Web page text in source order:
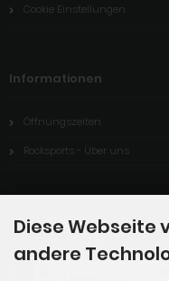
Cookie Einstellungen
Informationen
Öffnungszeiten
Rocksports - Über uns
Zahlungsmethoden
Diese Webseite
andere